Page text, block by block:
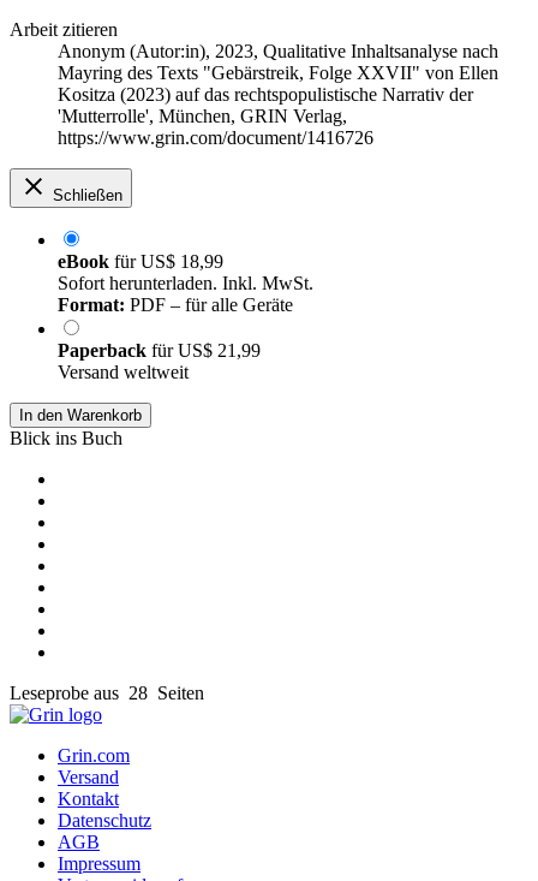
Arbeit zitieren
Anonym (Autor:in), 2023, Qualitative Inhaltsanalyse nach
Mayring des Texts "Gebärstreik, Folge XXVII" von Ellen
Kositza (2023) auf das rechtspopulistische Narrativ der
'Mutterrolle', München, GRIN Verlag,
https://www.grin.com/document/1416726
Schließen
eBook fürUS$ 18,99
Sofort herunterladen. Inkl. MwSt.
Format: PDF – für alle Geräte
Paperback fürUS$ 21,99
Versand weltweit
In den Warenkorb
Blick ins Buch
Leseprobe aus 28 Seiten
Grin.com
Versand
Kontakt
Datenschutz
AGB
Impressum